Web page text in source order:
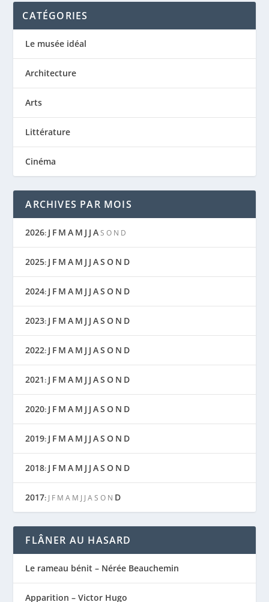
CATÉGORIES
Le musée idéal
Architecture
Arts
Littérature
Cinéma
ARCHIVES PAR MOIS
2026: J F M A M J J A S O N D
2025: J F M A M J J AS O N D
2024: J F M A M J J AS O N D
2023: J F M A M J J AS O N D
2022: J F M A M J J AS O N D
2021: J F M A M J J AS O N D
2020: J F M A M J J AS O N D
2019: J F M A M J J AS O N D
2018: J F M A M J J AS O N D
2017: J F M A M J J A S O N D
FLÂNER AU HASARD
Le rameau bénit – Nérée Beauchemin
Apparition – Victor Hugo